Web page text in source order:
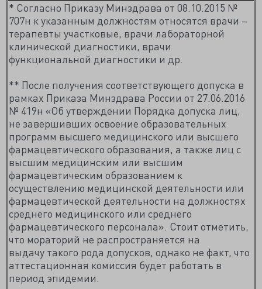
* Согласно Приказу Минздрава от 08.10.2015 №
707н к указанным должностям относятся врачи –
терапевты участковые, врачи лабораторной
клинической диагностики, врачи
функциональной диагностики и др.
** После получения соответствующего допуска в
рамках Приказа Минздрава России от 27.06.2016
№ 419н «Об утверждении Порядка допуска лиц,
не завершивших освоение образовательных
программ высшего медицинского или высшего
фармацевтического образования, а также лиц с
высшим медицинским или высшим
фармацевтическим образованием к
осуществлению медицинской деятельности или
фармацевтической деятельности на должностях
среднего медицинского или среднего
фармацевтического персонала». Стоит отметить,
что мораторий не распространяется на
выдачу такого рода допусков, однако не факт, что
аттестационная комиссия будет работать в
период эпидемии.